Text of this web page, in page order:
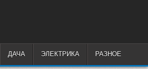
ДАЧА ЭЛЕКТРИКА РАЗНОЕ